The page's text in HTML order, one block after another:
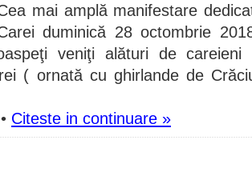
mai amplă manifestare
duminică 28 octombrie
veniţi alături de
( ornată cu ghirlande de
• Citeste in continuare »